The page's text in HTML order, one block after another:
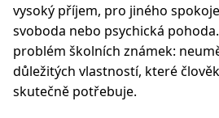
vysoký příjem, pro jiného
svoboda nebo psychická
problém školních známek:
důležitých vlastností, které
skutečně potřebuje.